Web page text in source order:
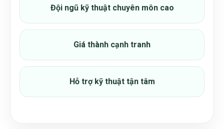
Đội ngũ kỹ thuật chuyên môn cao
Giá thành cạnh tranh
Hỗ trợ kỹ thuật tận tâm